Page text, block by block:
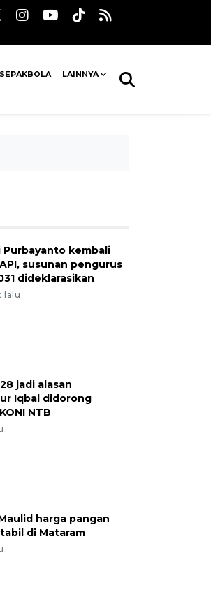
SEPAKBOLA LAINNYA
Purbayanto kembali
susunan pengurus
dideklarasikan
lalu
jadi alasan
Iqbal didorong
NTB
harga pangan
di Mataram